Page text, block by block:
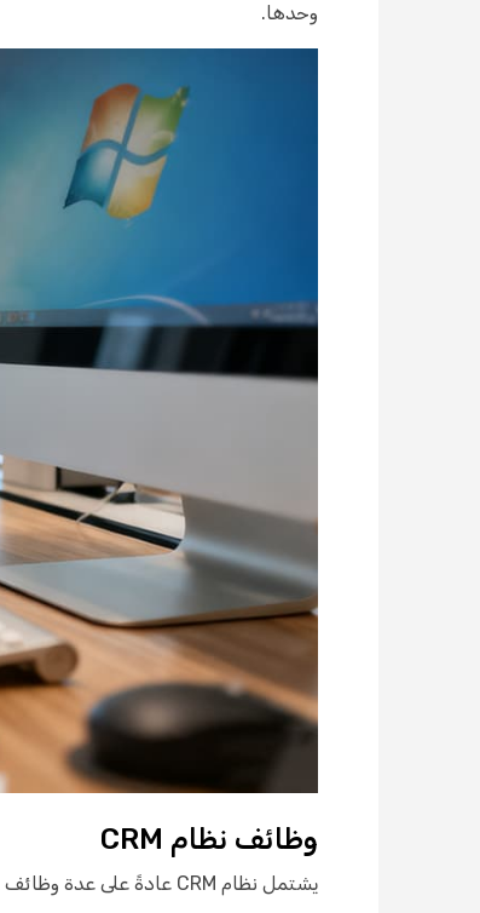
وحدها.
وظائف نظام CRM
يشتمل نظام CRM عادةً على عدة وظائف رئيسية: